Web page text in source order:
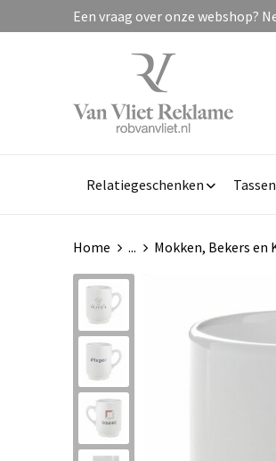
Een vraag over onze webshop?
Relatiegeschenken Tassen
Home ... Mokken, Bekers en